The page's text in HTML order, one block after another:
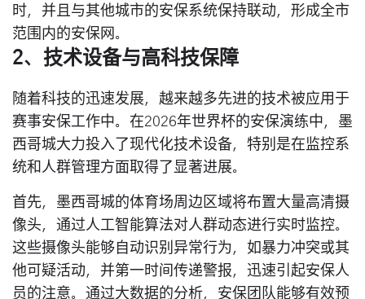
时，并且与其他城市的安保系统保持联动，形成全市
范围内的安保网。
2、技术设备与高科技保障
随着科技的迅速发展，越来越多先进的技术被应用于
赛事安保工作中。在2026年世界杯的安保演练中，墨
西哥城大力投入了现代化技术设备，特别是在监控系
统和人群管理方面取得了显著进展。
首先，墨西哥城的体育场周边区域将布置大量高清摄
像头，通过人工智能算法对人群动态进行实时监控。
这些摄像头能够自动识别异常行为，如暴力冲突或其
他可疑活动，并第一时间传递警报，迅速引起安保人
员的注意。通过大数据的分析，安保团队能够有效预